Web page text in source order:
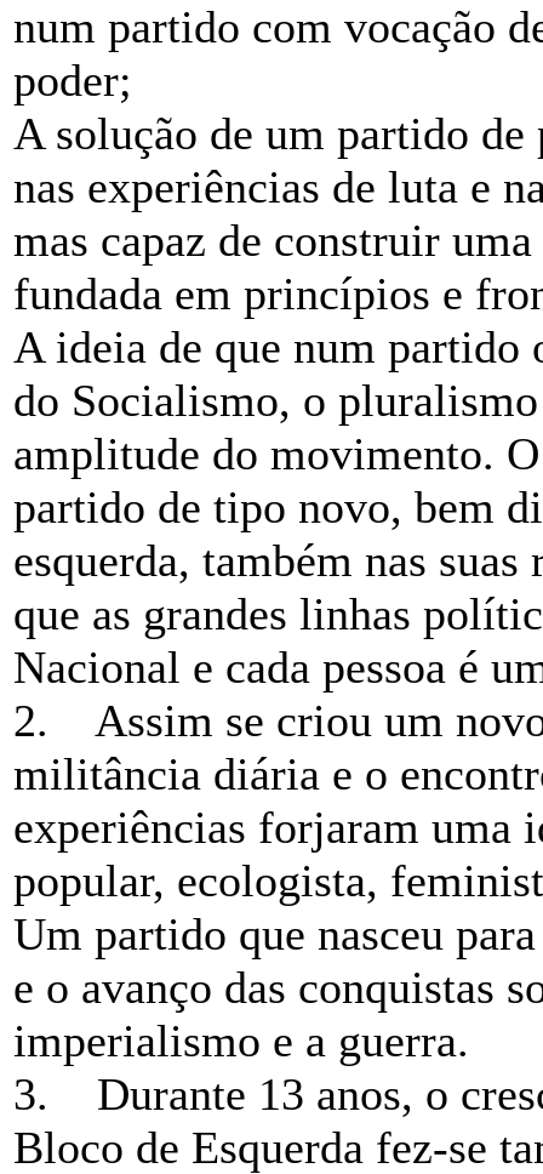
num partido com vocação
poder;
A solução de um partido
nas experiências de luta e
mas capaz de construir
fundada em princípios e
A ideia de que num partido
do Socialismo, o
amplitude do movimento.
partido de tipo novo, bem
esquerda, também nas
que as grandes linhas
Nacional e cada pessoa é
2. Assim se criou um
militância diária e o
experiências forjaram uma
popular, ecologista,
Um partido que nasceu
e o avanço das conquistas
imperialismo e a guerra.
3. Durante 13 anos, o
Bloco de Esquerda fez-se